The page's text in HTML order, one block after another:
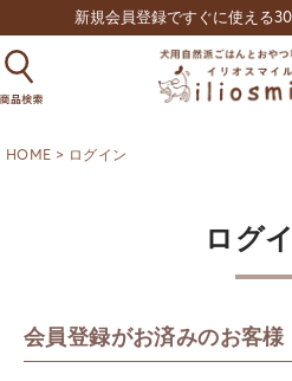
新規会員登録ですぐに使える
HOME ログイン
ログ
会員登録がお済みのお客様